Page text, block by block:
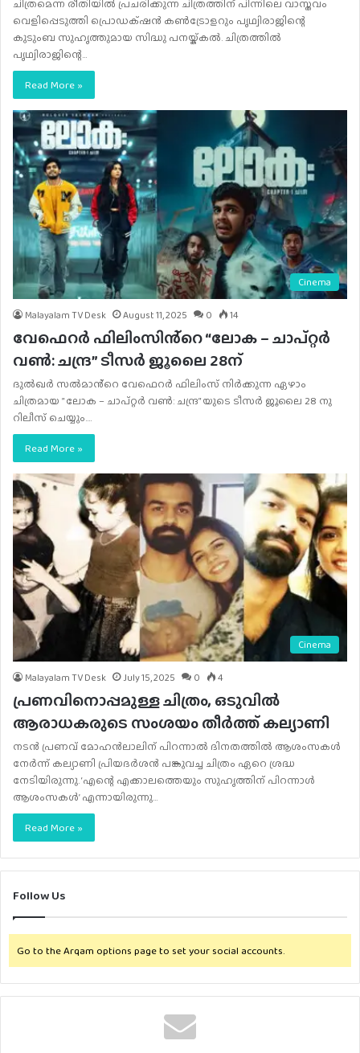
ചിത്രമെന്ന രീതിയിൽ പ്രചരിക്കുന്ന ചിത്രത്തിന് പിന്നിലെ വാസ്തവം
വെളിപ്പെടുത്തി പ്രൊഡക്‌ഷൻ കൺട്രോളറും പൃഥ്വിരാജിന്റെ
കുടുംബ സുഹൃത്തുമായ സിദ്ധു പനയ്ക്കൽ. ചിത്രത്തിൽ
പൃഥ്വിരാജിന്റെ…
Read More »
Cinema
Malayalam TV Desk August 11, 2025 0 14
വേഫെറർ ഫിലിംസിൻ്റെ “ലോക – ചാപ്റ്റർ
വൺ: ചന്ദ്ര” ടീസർ ജൂലൈ 28ന്
ദുൽഖർ സൽമാൻ്റെ വേഫെറർ ഫിലിംസ് നിർക്കുന്ന ഏഴാം
ചിത്രമായ ” ലോക – ചാപ്റ്റർ വൺ: ചന്ദ്ര” യുടെ ടീസർ ജൂലൈ 28 നു
റിലീസ് ചെയ്യും.…
Read More »
Cinema
Malayalam TV Desk July 15, 2025 0 4
പ്രണവിനൊപ്പമുള്ള ചിത്രം, ഒടുവിൽ
ആരാധകരുടെ സംശയം തീർത്ത് കല്യാണി
നടൻ പ്രണവ് മോഹൻലാലിന് പിറന്നാൽ ദിനതത്തിൽ ആശംസകൾ
നേർന്ന് കല്യാണി പ്രിയദർശൻ പങ്കുവച്ച ചിത്രം ഏറെ ശ്രദ്ധ
നേടിയിരുന്നു. ‘എന്റെ എക്കാലത്തെയും സുഹൃത്തിന് പിറന്നാൾ
ആശംസകൾ’ എന്നായിരുന്നു…
Read More »
Follow Us
Go to the Arqam options page to set your social accounts.